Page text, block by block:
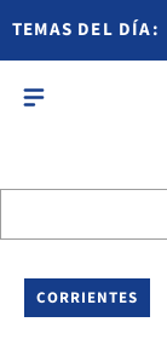
TEMAS DEL DÍA:
CORRIENTES